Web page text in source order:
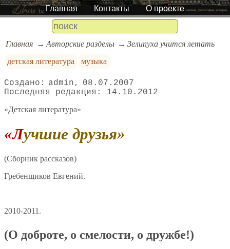
Главная Контакты О проекте
Главная Авторские разделы
Зелипуха учится летать
детская литература
музыка
admin
08.07.2007
14.10.2012
«Детская литература»
«Лучшие друзья»
(Сборник рассказов)
Гребенщиков Евгений.
2010-2011.
(О доброте, о смелости, о дружбе!)